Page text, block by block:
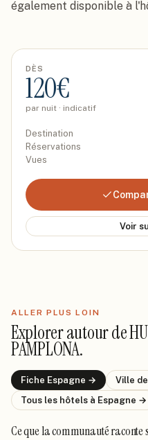
également disponible à
DÈS
120€
par nuit · indicatif
Destination
Réservations
Vues
Voir
ALLER PLUS LOIN
Explorer autour de
PAMPLONA.
Fiche Espagne → Ville de
Tous les hôtels à Espagne →
Ce que la communauté raconte